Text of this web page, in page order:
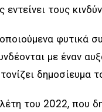
εντείνει τους
φυτικά
με έναν
δημοσίευμα
του 2022, που